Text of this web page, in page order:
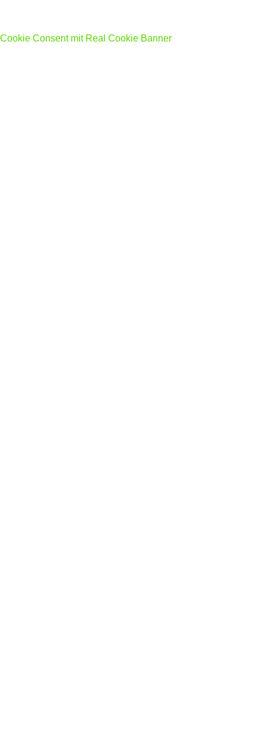
Cookie Consent mit Real Cookie Banner